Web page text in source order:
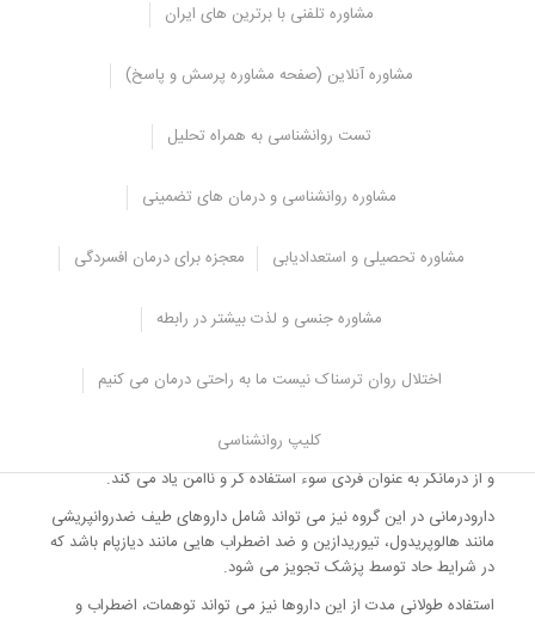
مشاوره تلفنی با برترین های ایران
مشاوره آنلاین (صفحه مشاوره پرسش و پاسخ)
تست روانشناسی به همراه تحلیل
مشاوره روانشناسی و درمان های تضمینی
مشاوره تحصیلی و استعدادیابی معجزه برای درمان افسردگی
مشاوره جنسی و لذت بیشتر در رابطه
اختلال روان ترسناک نیست ما به راحتی درمان می کنیم
کلیپ روانشناسی
افراد مراجعه کنندگان به روانشناس نخواهند بود.
کنند و این دیگر افراد هستند که در ارتباط با فرد پارانویید، درمانده شده و
به روانشناس مراجعه می کنند.
می توان ادعا کرد روان درمانی فرد پارانویید امری بسیار حساس و دشوار
است زیرا بیمار در شرایطی قرار دارد که به سختی اعتماد می کند، از انتقاد
توانایی درمانگر در برقراری نوع منحصر به فردی
در حقیقت مهم ترین مساله، توانایی درمانگر در برقراری نوع منحصر به
فردی از ارتباط است که فرد پارانویید در آن باقی بماند و احساس امنیت
در بسیاری از موارد، فرد پس از چند جلسه، درمان را نیمه کاره رها می کند
و از درمانگر به عنوان فردی سوء استفاده گر و ناامن یاد می کند.
دارودرمانی در این گروه نیز می تواند شامل داروهای طیف ضدروانپریشی
مانند هالوپریدول، تیوریدازین و ضد اضطراب هایی مانند دیازپام باشد که
در شرایط حاد توسط پزشک تجویز می شود.
استفاده طولانی مدت از این داروها نیز می تواند توهمات، اضطراب و